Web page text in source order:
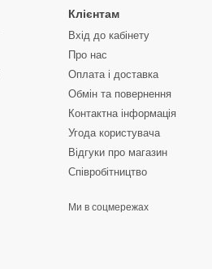
Клієнтам
Вхід до кабінету
Про нас
Оплата і доставка
Обмін та повернення
Контактна інформація
Угода користувача
Відгуки про магазин
Співробітництво
Ми в соцмережах